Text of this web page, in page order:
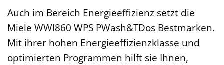
Auch im Bereich Energieeffizienz setzt die
Miele WWI860 WPS PWash&TDos Bestmarken.
Mit ihrer hohen Energieeffizienzklasse und
optimierten Programmen hilft sie Ihnen,